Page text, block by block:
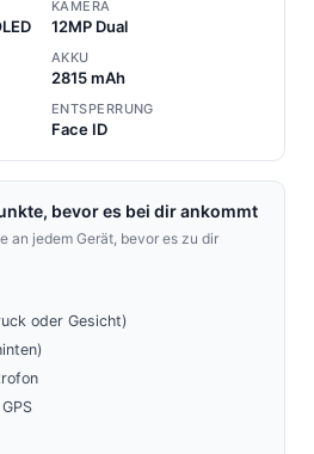
KAMERA
12MP Dual
AKKU
2815 mAh
ENTSPERRUNG
Face ID
bevor es bei dir ankommt
an jedem Gerät, bevor es zu dir
oder Gesicht)